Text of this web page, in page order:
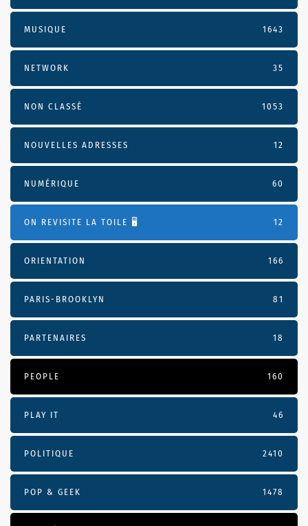
MUSIQUE 1643
NETWORK 35
NON CLASSÉ 1053
NOUVELLES ADRESSES 12
NUMÉRIQUE 60
ON REVISITE LA TOILE 🖥️ 12
ORIENTATION 166
PARIS-BROOKLYN 81
PARTENAIRES 18
PEOPLE 160
PLAY IT 46
POLITIQUE 2410
POP & GEEK 1478